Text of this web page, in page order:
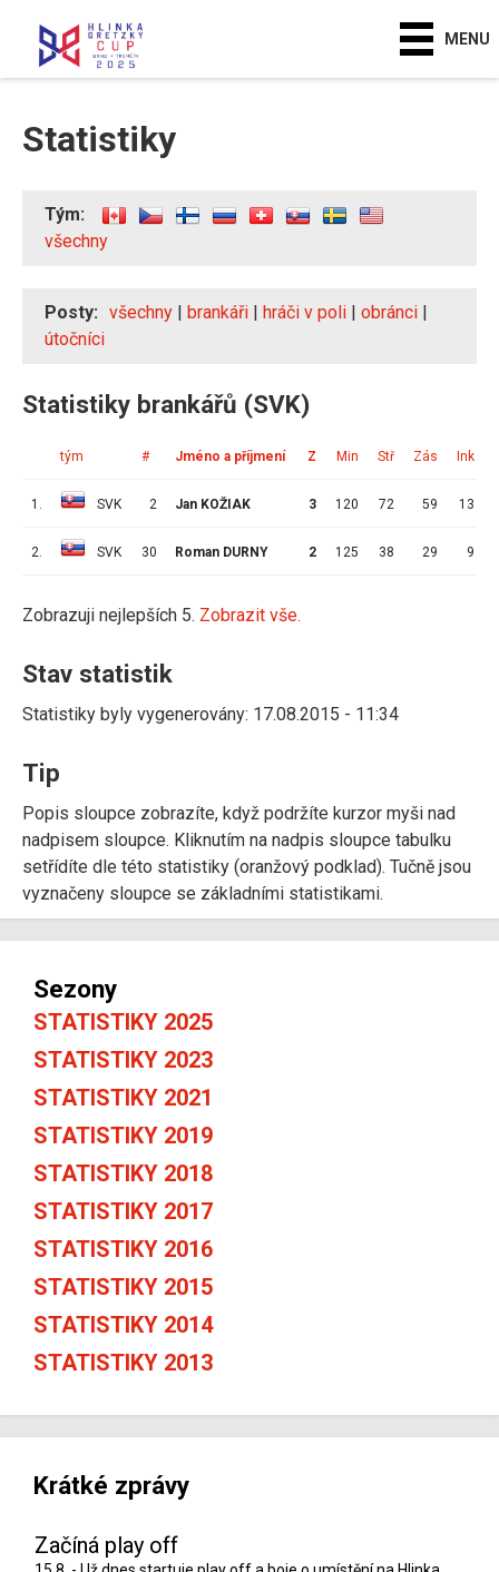
MENU
Statistiky
Tým:
všechny
Posty: všechny | brankáři | hráči v poli | obránci |
útočníci
Statistiky brankářů (SVK)
tým # Jméno a příjmení Z Min Stř Zás Ink
1. SVK 2 Jan KOŽIAK 3 120 72 59 13
2. SVK 30 Roman DURNY 2 125 38 29 9
Zobrazuji nejlepších 5. Zobrazit vše.
Stav statistik
Statistiky byly vygenerovány: 17.08.2015 - 11:34
Tip
Popis sloupce zobrazíte, když podržíte kurzor myši nad
nadpisem sloupce. Kliknutím na nadpis sloupce tabulku
setřídíte dle této statistiky (oranžový podklad). Tučně jsou
vyznačeny sloupce se základními statistikami.
Sezony
STATISTIKY 2025
STATISTIKY 2023
STATISTIKY 2021
STATISTIKY 2019
STATISTIKY 2018
STATISTIKY 2017
STATISTIKY 2016
STATISTIKY 2015
STATISTIKY 2014
STATISTIKY 2013
Krátké zprávy
Začíná play off